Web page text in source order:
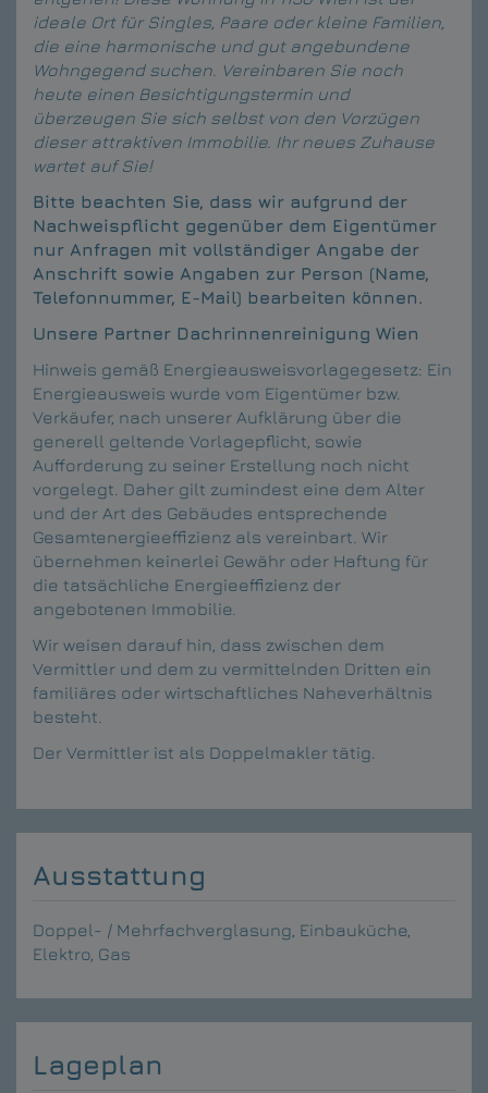
ideale Ort für Singles, Paare oder kleine Familien,
die eine harmonische und gut angebundene
Wohngegend suchen. Vereinbaren Sie noch
heute einen Besichtigungstermin und
überzeugen Sie sich selbst von den Vorzügen
dieser attraktiven Immobilie. Ihr neues Zuhause
wartet auf Sie!
Bitte beachten Sie, dass wir aufgrund der
Nachweispflicht gegenüber dem Eigentümer
nur Anfragen mit vollständiger Angabe der
Anschrift sowie Angaben zur Person (Name,
Telefonnummer, E-Mail) bearbeiten können.
Unsere Partner Dachrinnenreinigung Wien
Hinweis gemäß Energieausweisvorlagegesetz: Ein
Energieausweis wurde vom Eigentümer bzw.
Verkäufer, nach unserer Aufklärung über die
generell geltende Vorlagepflicht, sowie
Aufforderung zu seiner Erstellung noch nicht
vorgelegt. Daher gilt zumindest eine dem Alter
und der Art des Gebäudes entsprechende
Gesamtenergieeffizienz als vereinbart. Wir
übernehmen keinerlei Gewähr oder Haftung für
die tatsächliche Energieeffizienz der
angebotenen Immobilie.
Wir weisen darauf hin, dass zwischen dem
Vermittler und dem zu vermittelnden Dritten ein
familiäres oder wirtschaftliches Naheverhältnis
besteht.
Der Vermittler ist als Doppelmakler tätig.
Ausstattung
Doppel- / Mehrfachverglasung Einbauküche
Elektro Gas
Lageplan